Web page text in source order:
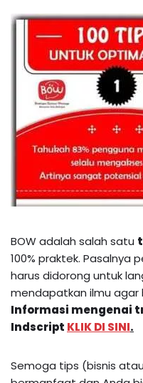
BOW adalah salah satu
100% praktek. Pasalnya
harus didorong untuk
mendapatkan ilmu agar
Informasi mengenai
Indscript KLIK DI SINI.
Semoga tips (bisnis